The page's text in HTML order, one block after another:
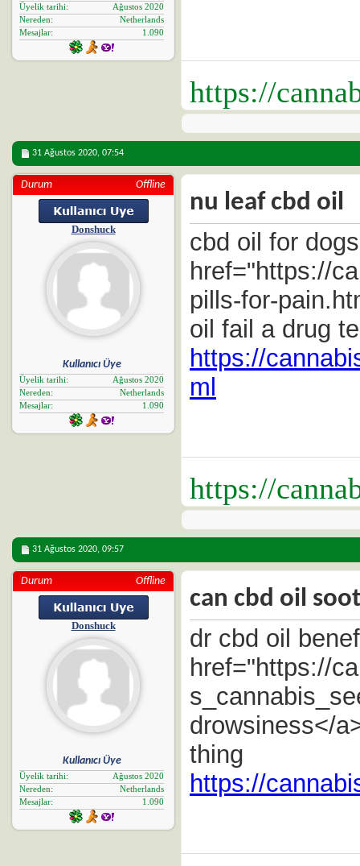
Üyelik tarihi
Ağustos 2020
Nereden
Netherlands
Mesajlar
1.090
https://
31 Ağustos 2020, 07:54
Durum Offline
Donshuck
Kullanıcı Üye
Üyelik tarihi
Ağustos 2020
Nereden
Netherlands
Mesajlar
1.090
nu leaf cbd oil
cbd oil for
href="https://
pills-for-
oil fail a drug
https://
ml
https://
31 Ağustos 2020, 09:57
Durum Offline
Donshuck
Kullanıcı Üye
Üyelik tarihi
Ağustos 2020
Nereden
Netherlands
Mesajlar
1.090
can cbd oil
dr cbd oil
href="https://
drowsiness</
thing
https://